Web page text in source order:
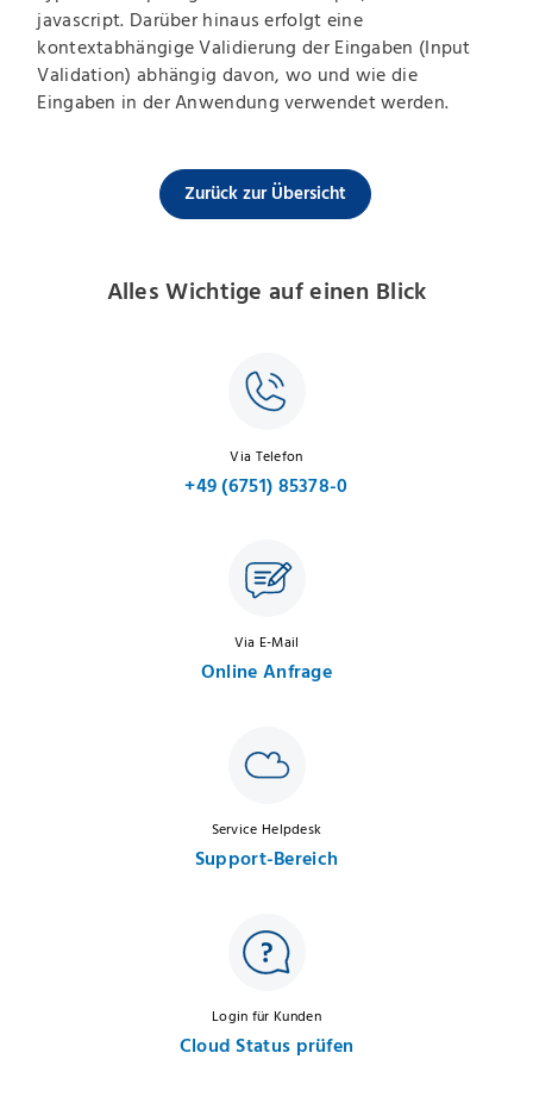
javascript. Darüber hinaus erfolgt eine
kontextabhängige Validierung der Eingaben (Input
Validation) abhängig davon, wo und wie die
Eingaben in der Anwendung verwendet werden.
Zurück zur Übersicht
Alles Wichtige auf einen Blick
Via Telefon
+49 (6751) 85378-0
Via E-Mail
Online Anfrage
Service Helpdesk
Support-Bereich
Login für Kunden
Cloud Status prüfen